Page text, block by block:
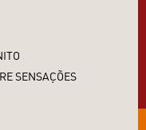
SENSAÇÕES